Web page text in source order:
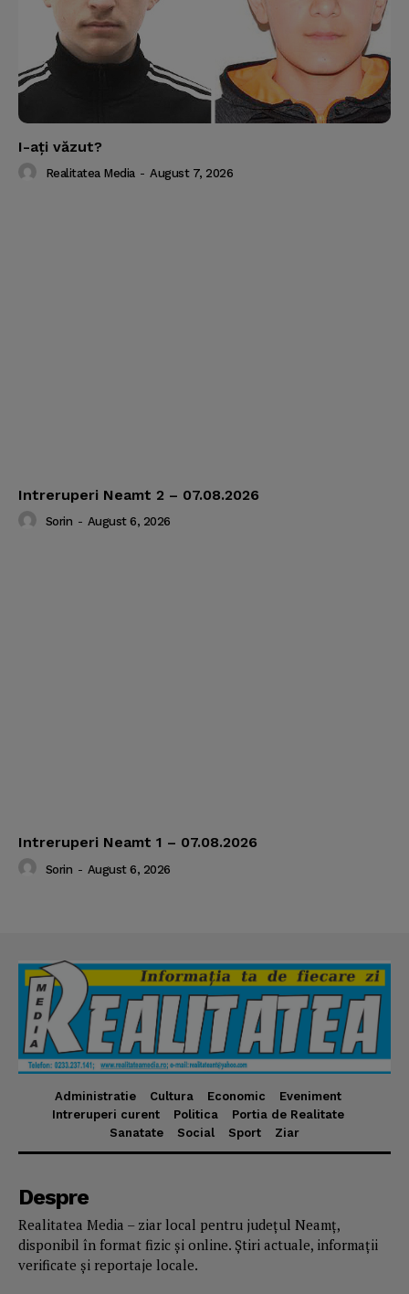
I-aţi văzut?
Realitatea Media - August 7, 2026
Intreruperi Neamt 2 – 07.08.2026
Sorin - August 6, 2026
Intreruperi Neamt 1 – 07.08.2026
Sorin - August 6, 2026
Administratie Cultura Economic
Eveniment
Intreruperi curent
Politica
Portia de Realitate
Sanatate
Social Sport Ziar
Despre
Realitatea Media – ziar local pentru județul Neamț,
disponibil în format fizic și online. Știri actuale, informații
verificate și reportaje locale.